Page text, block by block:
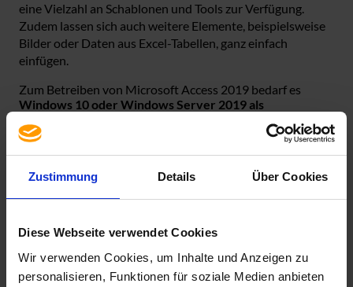
Zustimmung Details Über Cookies
Diese Webseite verwendet Cookies
Wir verwenden Cookies, um Inhalte und Anzeigen zu
personalisieren, Funktionen für soziale Medien anbieten
eine Vielzahl an Schablonen und Tools zur Verfügung.
Zudem lassen sich auch weitere Elemente, beispielsweise
Bilder oder Daten aus Excel-Tabellen, ganz einfach
einfügen.
Zum Betreiben von Microsoft Access 2019 bedarf es
Windows 10 oder Windows Server 2019 als
kompatibel.
eine aktive Internetverbindung erforderlich.
nicht neben Klick-und-Los (Click-and-Run) Versionen